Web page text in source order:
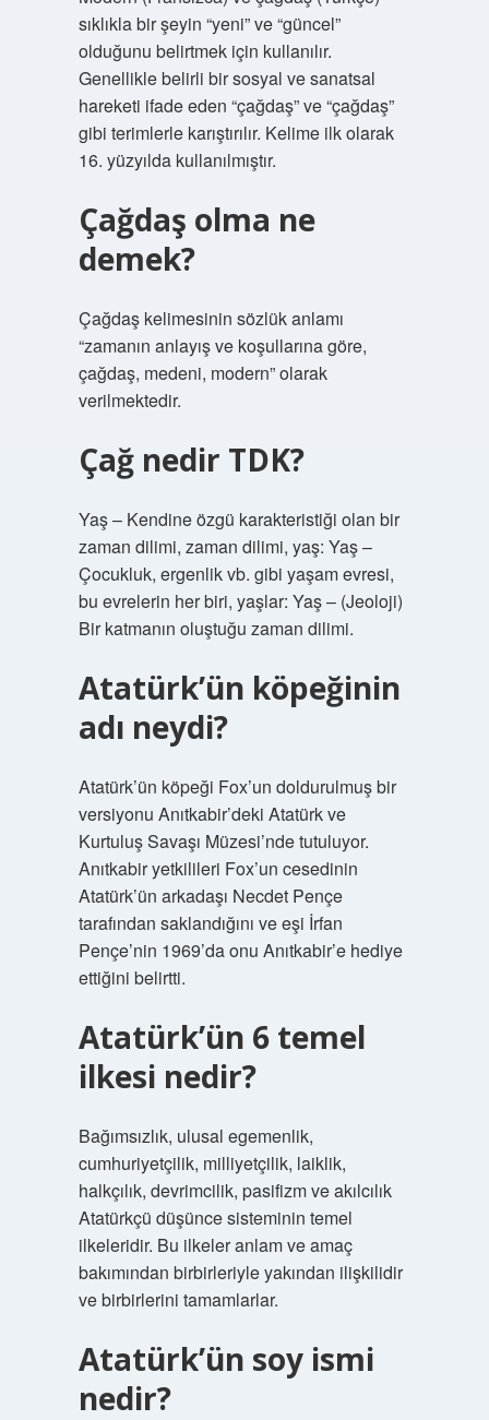
sıklıkla bir şeyin “yeni” ve “güncel”
olduğunu belirtmek için kullanılır.
Genellikle belirli bir sosyal ve sanatsal
hareketi ifade eden “çağdaş” ve “çağdaş”
gibi terimlerle karıştırılır. Kelime ilk olarak
16. yüzyılda kullanılmıştır.
Çağdaş olma ne
demek?
Çağdaş kelimesinin sözlük anlamı
“zamanın anlayış ve koşullarına göre,
çağdaş, medeni, modern” olarak
verilmektedir.
Çağ nedir TDK?
Yaş – Kendine özgü karakteristiği olan bir
zaman dilimi, zaman dilimi, yaş: Yaş –
Çocukluk, ergenlik vb. gibi yaşam evresi,
bu evrelerin her biri, yaşlar: Yaş – (Jeoloji)
Bir katmanın oluştuğu zaman dilimi.
Atatürk’ün köpeğinin
adı neydi?
Atatürk’ün köpeği Fox’un doldurulmuş bir
versiyonu Anıtkabir’deki Atatürk ve
Kurtuluş Savaşı Müzesi’nde tutuluyor.
Anıtkabir yetkilileri Fox’un cesedinin
Atatürk’ün arkadaşı Necdet Pençe
tarafından saklandığını ve eşi İrfan
Pençe’nin 1969’da onu Anıtkabir’e hediye
ettiğini belirtti.
Atatürk’ün 6 temel
ilkesi nedir?
Bağımsızlık, ulusal egemenlik,
cumhuriyetçilik, milliyetçilik, laiklik,
halkçılık, devrimcilik, pasifizm ve akılcılık
Atatürkçü düşünce sisteminin temel
ilkeleridir. Bu ilkeler anlam ve amaç
bakımından birbirleriyle yakından ilişkilidir
ve birbirlerini tamamlarlar.
Atatürk’ün soy ismi
nedir?